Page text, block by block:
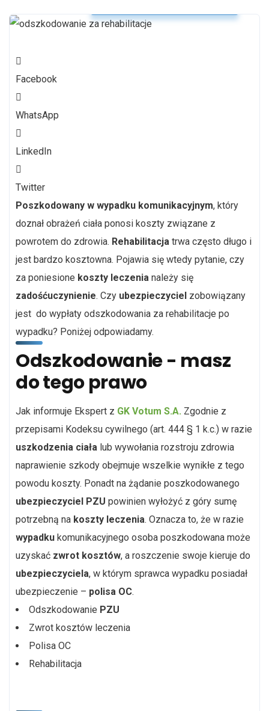
Facebook
WhatsApp
LinkedIn
Twitter
Poszkodowany w wypadku komunikacyjnym, który
doznał obrażeń ciała ponosi koszty związane z
powrotem do zdrowia. Rehabilitacja trwa często długo i
jest bardzo kosztowna. Pojawia się wtedy pytanie, czy
za poniesione koszty leczenia należy się
zadośćuczynienie. Czy ubezpieczyciel zobowiązany
jest do wypłaty odszkodowania za rehabilitacje po
wypadku? Poniżej odpowiadamy.
Odszkodowanie - masz
do tego prawo
Jak informuje Ekspert z GK Votum S.A. Zgodnie z
przepisami Kodeksu cywilnego (art. 444 § 1 k.c.) w razie
uszkodzenia ciała lub wywołania rozstroju zdrowia
naprawienie szkody obejmuje wszelkie wynikłe z tego
powodu koszty. Ponadt na żądanie poszkodowanego
ubezpieczyciel PZU powinien wyłożyć z góry sumę
potrzebną na koszty leczenia. Oznacza to, że w razie
wypadku komunikacyjnego osoba poszkodowana może
uzyskać zwrot kosztów, a roszczenie swoje kieruje do
ubezpieczyciela, w którym sprawca wypadku posiadał
ubezpieczenie – polisa OC.
Odszkodowanie PZU
Zwrot kosztów leczenia
Polisa OC
Rehabilitacja